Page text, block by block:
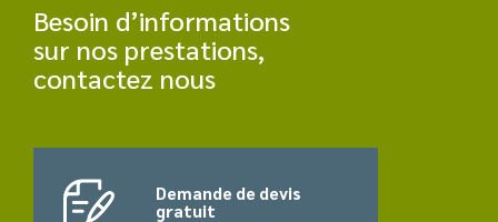
Besoin d’informations
sur nos prestations,
contactez nous
Demande de devis
gratuit